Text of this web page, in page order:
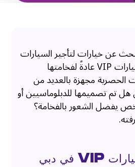
عن خيارات لتأجير السيارات
في دبي، يتم اختيار سيارات VIP عادةً لفخامتها
الحصرية مجهزة بالعديد من
هل تم تصميمها للدبلوماسيين أو
يفضل الشعور بالفخامة؟
ما الذي يجعل سيارات VIP في دبي